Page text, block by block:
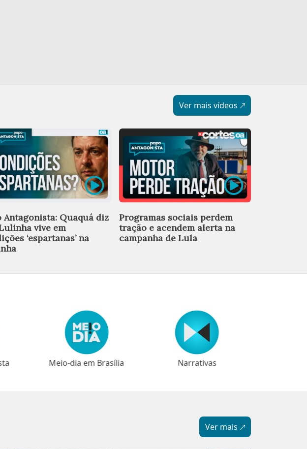
Ver mais vídeos
Antagonista: Quaquá diz
vive em
‘espartanas’ na
Programas sociais perdem
tração e acendem alerta na
campanha de Lula
⁠⁠Narrativas Latitude
Ver mais